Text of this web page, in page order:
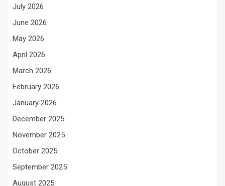
July 2026
June 2026
May 2026
April 2026
March 2026
February 2026
January 2026
December 2025
November 2025
October 2025
September 2025
August 2025